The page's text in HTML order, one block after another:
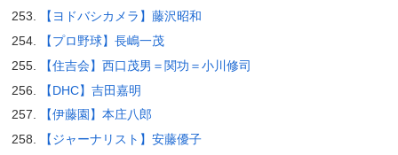
【ヨドバシカメラ】藤沢昭和
【プロ野球】長嶋一茂
【住吉会】西口茂男＝関功＝小川修司
【DHC】吉田嘉明
【伊藤園】本庄八郎
【ジャーナリスト】安藤優子